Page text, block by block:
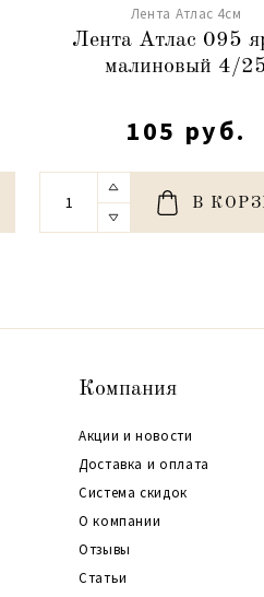
Лента Атлас 4см
Лента Атлас 095
малиновый 4/
105 руб.
В
Компания
Акции и новости
Доставка и оплата
Система скидок
О компании
Отзывы
Статьи